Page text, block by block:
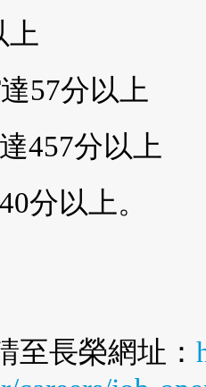
上
57分以上
457分以上
分以上。
至長榮網址：